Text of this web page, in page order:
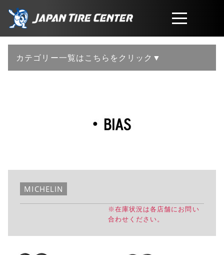
取扱商品
工賃・サービスについて
カテゴリー一覧はこちらをクリック▼
MICHELIN
※在庫状況は各店舗にお問い
合わせください。